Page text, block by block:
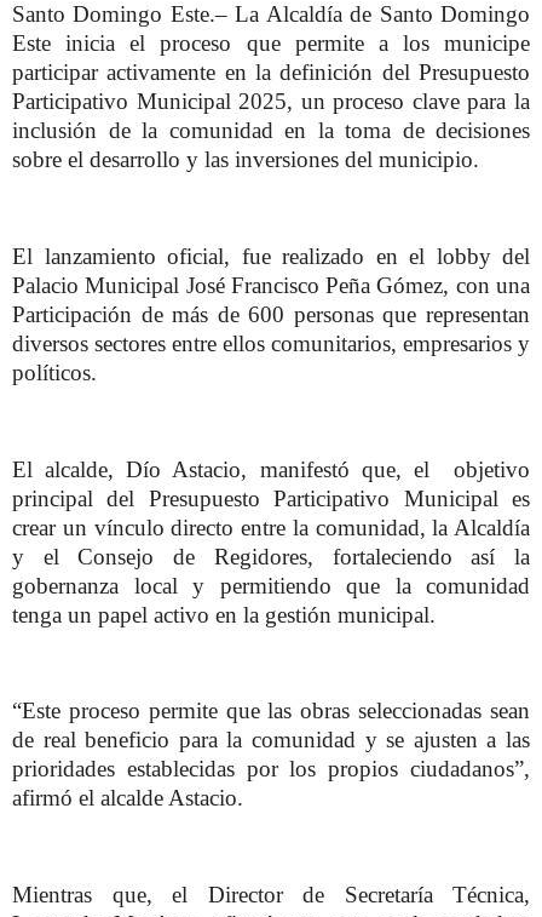
Santo Domingo Este.– La Alcaldía de Santo Domingo
Este inicia el proceso que permite a los municipe
participar activamente en la definición del Presupuesto
Participativo Municipal 2025, un proceso clave para la
inclusión de la comunidad en la toma de decisiones
sobre el desarrollo y las inversiones del municipio.
El lanzamiento oficial, fue realizado en el lobby del
Palacio Municipal José Francisco Peña Gómez, con una
Participación de más de 600 personas que representan
diversos sectores entre ellos comunitarios, empresarios y
políticos.
El alcalde, Dío Astacio, manifestó que, el objetivo
principal del Presupuesto Participativo Municipal es
crear un vínculo directo entre la comunidad, la Alcaldía
y el Consejo de Regidores, fortaleciendo así la
gobernanza local y permitiendo que la comunidad
tenga un papel activo en la gestión municipal.
“Este proceso permite que las obras seleccionadas sean
de real beneficio para la comunidad y se ajusten a las
prioridades establecidas por los propios ciudadanos”,
afirmó el alcalde Astacio.
Mientras que, el Director de Secretaría Técnica,